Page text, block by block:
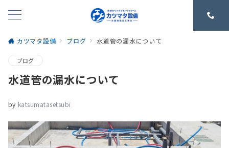
カツマタ設備 ブログ 水道管の漏水について
ブログ
水道管の漏水について
by katsumatasetsubi